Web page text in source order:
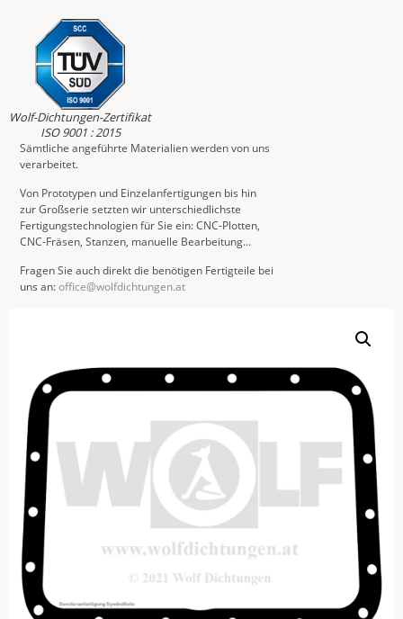
Wolf-Dichtungen-Zertifikat
ISO 9001 : 2015
Sämtliche angeführte Materialien werden von uns
verarbeitet.
Von Prototypen und Einzelanfertigungen bis hin
zur Großserie setzten wir unterschiedlichste
Fertigungstechnologien für Sie ein: CNC-Plotten,
CNC-Fräsen, Stanzen, manuelle Bearbeitung…
Fragen Sie auch direkt die benötigen Fertigteile bei
uns an:office@wolfdichtungen.at